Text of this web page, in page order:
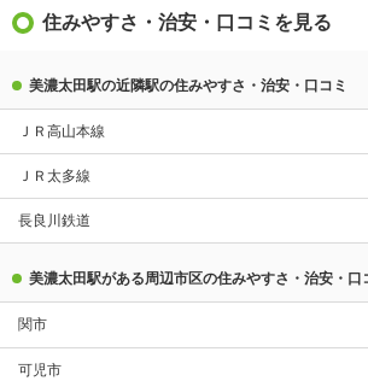
住みやすさ・治安・口コミを見る
美濃太田駅の近隣駅の住みやすさ・治安・口コミ
ＪＲ高山本線
ＪＲ太多線
長良川鉄道
美濃太田駅がある周辺市区の住みやすさ・治安・口
関市
可児市